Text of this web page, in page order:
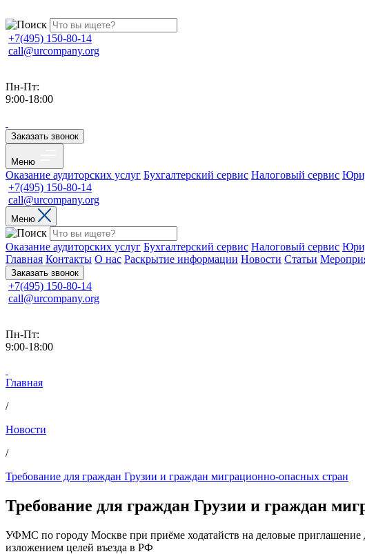
+7(495) 150-80-14
call@urcompany.org
Пн-Пт:
9:00-18:00
Заказать звонок
Меню
Оказание аудиторских услуг Бухгалтерский сервис Налоговый сервис
+7(495) 150-80-14
call@urcompany.org
Меню
Оказание аудиторских услуг Бухгалтерский сервис Налоговый сервис
Главная Контакты О нас Раскрытие информации Новости Статьи
Заказать звонок
+7(495) 150-80-14
call@urcompany.org
Пн-Пт:
9:00-18:00
Главная
/
Новости
/
Требование для граждан Грузии и граждан миграционно-опасных стран
Требование для граждан Грузии и граждан
УФМС по городу Москве при приёме ходатайств на деловые приглашение
изложением целей въезда в РФ